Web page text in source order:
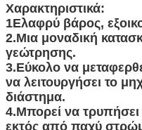
Χαρακτηριστικά:
1Ελαφρύ βάρος,
2.Μια μοναδική
γεώτρησης.
3.Εύκολο να
να λειτουργήσει το
διάστημα.
4.Μπορεί να
εκτός από παχύ